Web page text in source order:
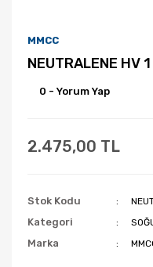
MMCC
NEUTRALENE HV
0 - Yorum Yap
2.475,00 TL
Stok Kodu
Kategori
Marka